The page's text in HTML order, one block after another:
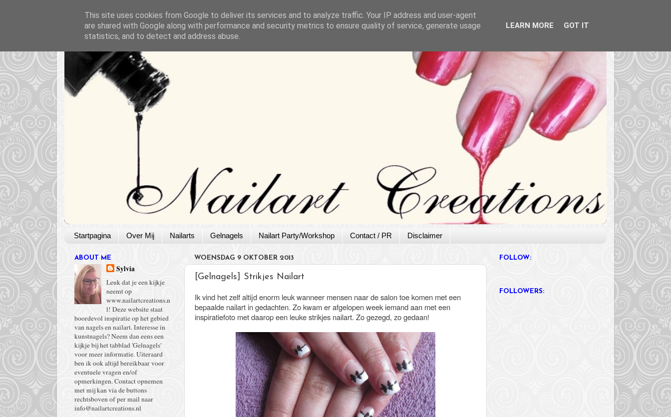
Startpagina Over Mij Nailarts Gelnagels Nailart Party/Workshop Contact / PR Disclaimer
WOENSDAG 9 OKTOBER 2013
[Gelnagels] Strikjes Nailart
Ik vind het zelf altijd enorm leuk wanneer mensen naar de salon toe komen met een
bepaalde nailart in gedachten. Zo kwam er afgelopen week iemand aan met een
inspiratiefoto met daarop een leuke strikjes nailart. Zo gezegd, zo gedaan!
ABOUT ME
Sylvia
Leuk dat je een kijkje
neemt op
www.nailartcreations.n
l! Deze website staat
boordevol inspiratie op het gebied
van nagels en nailart. Interesse in
kunstnagels? Neem dan eens een
kijkje bij het tabblad 'Gelnagels'
voor meer informatie. Uiteraard
ben ik ook altijd bereikbaar voor
eventuele vragen en/of
opmerkingen. Contact opnemen
met mij kan via de buttons
rechtsboven of per mail naar
info@nailartcreations.nl
FOLLOW:
FOLLOWERS:
This site uses cookies from Google to deliver its services and to analyze traffic. Your IP address and user-agent
are shared with Google along with performance and security metrics to ensure quality of service, generate usage
statistics, and to detect and address abuse.
LEARN MORE GOT IT